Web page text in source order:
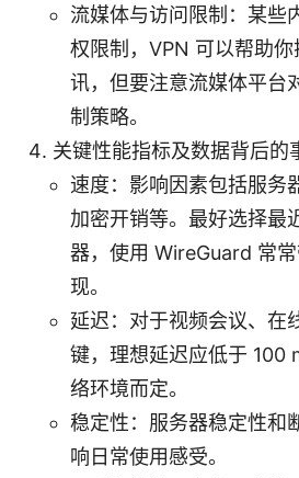
流媒体与访问限制：某些
权限制，VPN 可以帮助
讯，但要注意流媒体平台
制策略。
关键性能指标及数据背后的
速度：影响因素包括服务
加密开销等。最好选择最
器，使用 WireGuard 常
现。
延迟：对于视频会议、在
键，理想延迟应低于 100
络环境而定。
稳定性：服务器稳定性和
响日常使用感受。